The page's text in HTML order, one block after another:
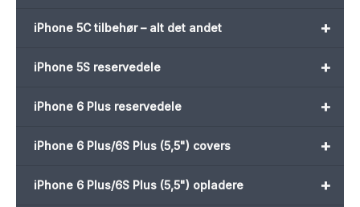
+
iPhone 5C tilbehør – alt det andet
+
iPhone 5S reservedele
+
iPhone 6 Plus reservedele
+
iPhone 6 Plus/6S Plus (5,5") covers
+
iPhone 6 Plus/6S Plus (5,5") opladere